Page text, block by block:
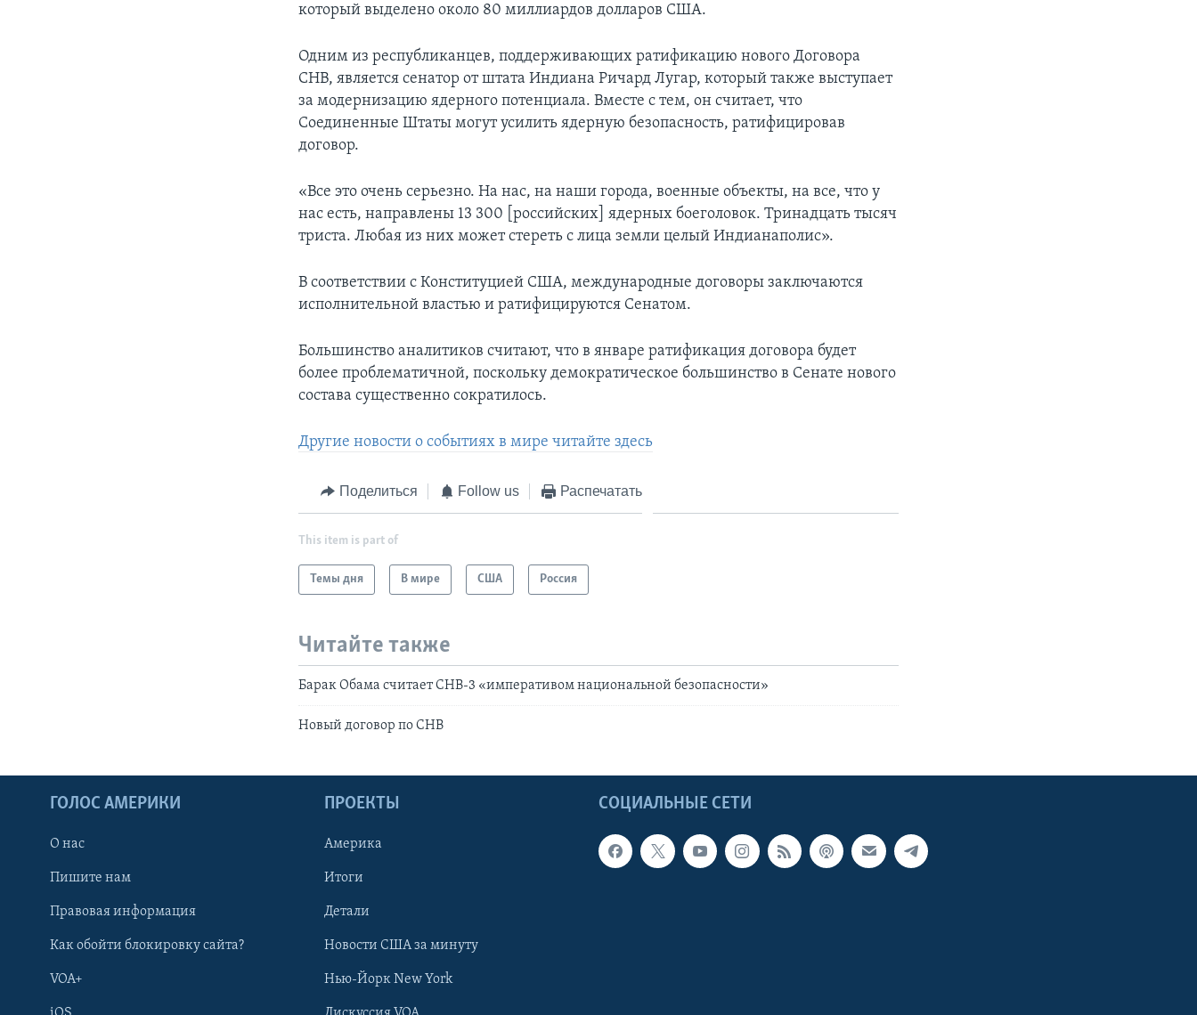
который выделено около 80 миллиардов долларов США.
Одним из республиканцев, поддерживающих ратификацию нового Договора
СНВ, является сенатор от штата Индиана Ричард Лугар, который также выступает
за модернизацию ядерного потенциала. Вместе с тем, он считает, что
Соединенные Штаты могут усилить ядерную безопасность, ратифицировав
договор.
«Все это очень серьезно. На нас, на наши города, военные объекты, на все, что у
нас есть, направлены 13 300 [российских] ядерных боеголовок. Тринадцать тысяч
триста. Любая из них может стереть с лица земли целый Индианаполис».
В соответствии с Конституцией США, международные договоры заключаются
исполнительной властью и ратифицируются Сенатом.
Большинство аналитиков считают, что в январе ратификация договора будет
более проблематичной, поскольку демократическое большинство в Сенате нового
состава существенно сократилось.
Другие новости о событиях в мире читайте здесь
Поделиться Follow us Распечатать
This item is part of
Темы дня В мире США Россия
Читайте также
Барак Обама считает СНВ-3 «императивом национальной безопасности»
Новый договор по СНВ
СОЦИАЛЬНЫЕ СЕТИ
ГОЛОС АМЕРИКИ
О нас
Пишите нам
Правовая информация
Как обойти блокировку сайта?
VOA+
ПРОЕКТЫ
Америка
Итоги
Детали
Новости США за минуту
Нью-Йорк New York